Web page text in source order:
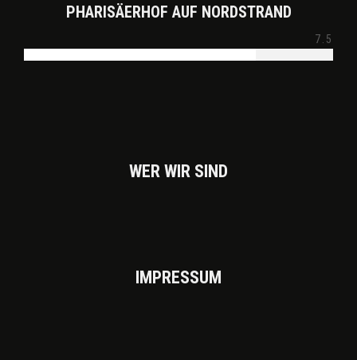
PHARISÄERHOF AUF NORDSTRAND
7.5
WER WIR SIND
IMPRES­SUM